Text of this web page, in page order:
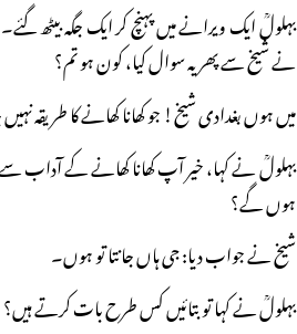
بہلولؒ ایک ویرانے میں پہنچ کر ایک جگہ بیٹھ
نے شیخ سے پھر یہ سوال کیا، کون ہو تم؟
میں ہوں بغدادی شیخ! جو کھانا کھانے کا طریقہ
بہلولؒ نے کہا، خیر آپ کھانا کھانے کے آداب سے
ہوں گے؟
شیخ نے جواب دیا: جی ہاں جانتا تو ہوں۔
بہلولؒ نے کہا تو بتائیں کس طرح بات کرتے ہیں؟